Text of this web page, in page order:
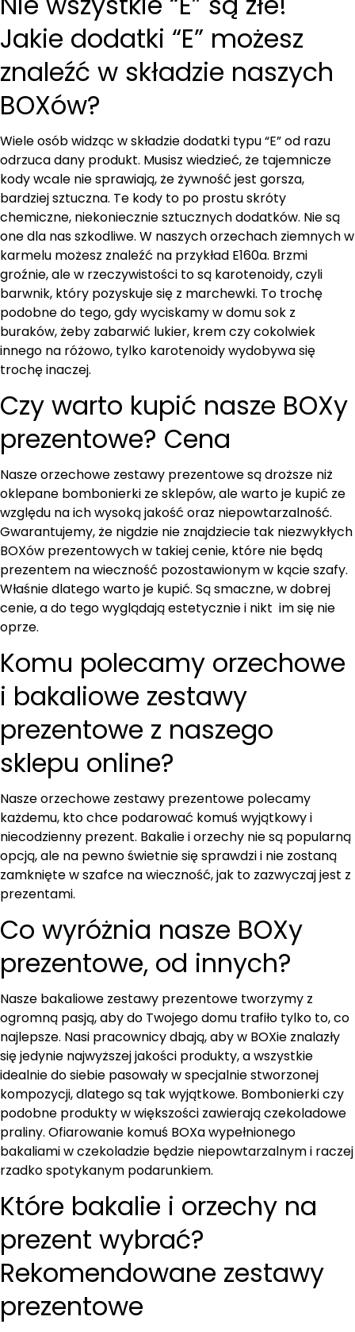
Jakie dodatki “E” możesz
znaleźć w składzie naszych
BOXów?
Wiele osób widząc w składzie dodatki typu “E” od razu
odrzuca dany produkt. Musisz wiedzieć, że tajemnicze
kody wcale nie sprawiają, że żywność jest gorsza,
bardziej sztuczna. Te kody to po prostu skróty
chemiczne, niekoniecznie sztucznych dodatków. Nie są
one dla nas szkodliwe. W naszych orzechach ziemnych w
karmelu możesz znaleźć na przykład E160a. Brzmi
groźnie, ale w rzeczywistości to są karotenoidy, czyli
barwnik, który pozyskuje się z marchewki. To trochę
podobne do tego, gdy wyciskamy w domu sok z
buraków, żeby zabarwić lukier, krem czy cokolwiek
innego na różowo, tylko karotenoidy wydobywa się
trochę inaczej.
Czy warto kupić nasze BOXy
prezentowe? Cena
Nasze orzechowe zestawy prezentowe są droższe niż
oklepane bombonierki ze sklepów, ale warto je kupić ze
względu na ich wysoką jakość oraz niepowtarzalność.
Gwarantujemy, że nigdzie nie znajdziecie tak niezwykłych
BOXów prezentowych w takiej cenie, które nie będą
prezentem na wieczność pozostawionym w kącie szafy.
Właśnie dlatego warto je kupić. Są smaczne, w dobrej
cenie, a do tego wyglądają estetycznie i nikt im się nie
oprze.
Komu polecamy orzechowe
i bakaliowe zestawy
prezentowe z naszego
sklepu online?
Nasze orzechowe zestawy prezentowe polecamy
każdemu, kto chce podarować komuś wyjątkowy i
niecodzienny prezent. Bakalie i orzechy nie są popularną
opcją, ale na pewno świetnie się sprawdzi i nie zostaną
zamknięte w szafce na wieczność, jak to zazwyczaj jest z
prezentami.
Co wyróżnia nasze BOXy
prezentowe, od innych?
Nasze bakaliowe zestawy prezentowe tworzymy z
ogromną pasją, aby do Twojego domu trafiło tylko to, co
najlepsze. Nasi pracownicy dbają, aby w BOXie znalazły
się jedynie najwyższej jakości produkty, a wszystkie
idealnie do siebie pasowały w specjalnie stworzonej
kompozycji, dlatego są tak wyjątkowe. Bombonierki czy
podobne produkty w większości zawierają czekoladowe
praliny. Ofiarowanie komuś BOXa wypełnionego
bakaliami w czekoladzie będzie niepowtarzalnym i raczej
rzadko spotykanym podarunkiem.
Które bakalie i orzechy na
prezent wybrać?
Rekomendowane zestawy
prezentowe